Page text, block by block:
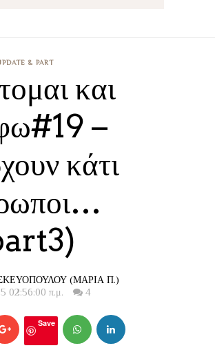
& PART
και
–
κάτι
(ΜΑΡΙΑ Π.)
02:56:00 π.μ.
4
Save